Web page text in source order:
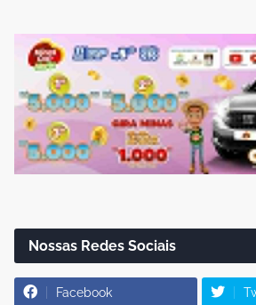
Nossas Redes Sociais
Facebook